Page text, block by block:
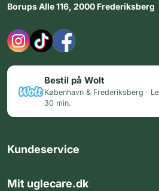
Borups Alle 116, 2000 Frederiksberg
Bestil på Wolt
København & Frederiksberg ·
30 min.
Kundeservice
Mit uglecare.dk